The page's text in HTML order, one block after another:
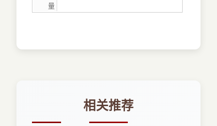
量
相关推荐